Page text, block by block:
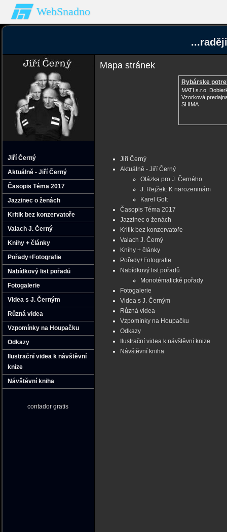
WebSnadno
Jiří Černý
Aktuálně - Jiří Černý
Časopis Téma 2017
Jazzinec o ženách
Kritik bez konzervatoře
Valach J. Černý
Knihy + články
Pořady+Fotografie
Nabídkový list pořadů
Fotogalerie
Videa s J. Černým
Různá videa
Vzpomínky na Houpačku
Odkazy
Ilustrační videa k návštěvní
knize
Návštěvní kniha
contador gratis
Mapa stránek
Rybárske
MATI s.r.o.
Vzorková
SHIMA
Jiří Černý
Aktuálně - Jiří Černý
Otázka pro J. Černého
J. Rejžek: K narozeninám
Karel Gott
Časopis Téma 2017
Jazzinec o ženách
Kritik bez konzervatoře
Valach J. Černý
Knihy + články
Pořady+Fotografie
Nabídkový list pořadů
Monotématické pořady
Fotogalerie
Videa s J. Černým
Různá videa
Vzpomínky na Houpačku
Odkazy
Ilustrační videa k návštěvní knize
Návštěvní kniha